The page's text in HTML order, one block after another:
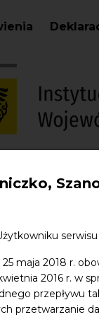
maja 2018 r.
2016 r. w
przepływu
przetwarzanie
Jana